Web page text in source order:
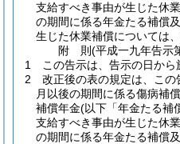
支給すべき事由が生じた休
の期間に係る年金たる補償
生じた休業補償については
附 則(平成一九年告示
1
この告示は、告示の日から
2
改正後の表の規定は、こ
月以後の期間に係る傷病補
補償年金(以下「年金たる補
支給すべき事由が生じた休
の期間に係る年金たる補償